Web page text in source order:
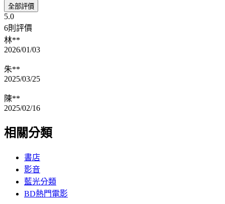
全部評價
5.0
6則評價
林**
2026/01/03
朱**
2025/03/25
陳**
2025/02/16
相關分類
書店
影音
藍光分類
BD熱門電影